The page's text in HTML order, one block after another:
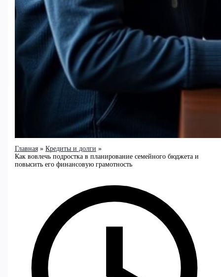
Главная
Кредиты и долги
Как вовлечь подростка в планирование семейного бюджета и
повысить его финансовую грамотность